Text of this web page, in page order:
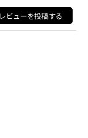
レビューを投稿する